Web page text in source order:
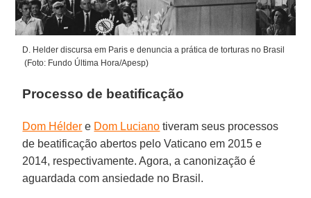
D. Helder discursa em Paris e denuncia a prática de torturas no Brasil
(Foto: Fundo Última Hora/Apesp)
Processo de beatificação
Dom Hélder e Dom Luciano tiveram seus processos
de beatificação abertos pelo Vaticano em 2015 e
2014, respectivamente. Agora, a canonização é
aguardada com ansiedade no Brasil.